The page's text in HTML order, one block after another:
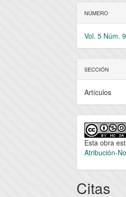
NÚMERO
Vol. 5 Núm.
SECCIÓN
Artículos
Esta obra
Atribución-
Citas